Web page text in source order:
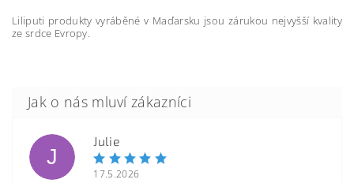
Liliputi produkty vyráběné v Maďarsku jsou zárukou nejvyšší kvality
ze srdce Evropy.
J
Julie
17.5.2026